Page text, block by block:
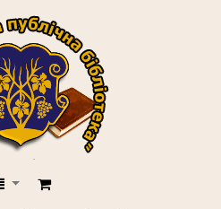
публічна